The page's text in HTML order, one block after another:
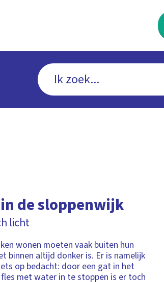
de sloppenwijk
licht
wonen moeten vaak buiten hun
binnen altijd donker is. Er is namelijk
op bedacht: door een gat in het
met water in te stoppen is er toch